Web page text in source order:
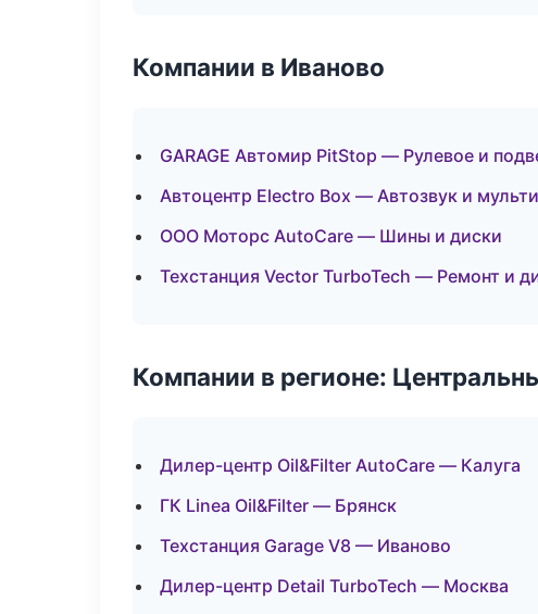
Компании в Иваново
GARAGE Автомир PitStop — Рулевое и
Автоцентр Electro Box — Автозвук и
ООО Моторс AutoCare — Шины и диски
Техстанция Vector TurboTech — Ремонт и
Компании в регионе:
Дилер-центр Oil&Filter AutoCare — Калуга
ГК Linea Oil&Filter — Брянск
Техстанция Garage V8 — Иваново
Дилер-центр Detail TurboTech — Москва